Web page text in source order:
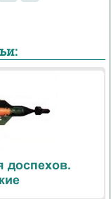
доспехов.